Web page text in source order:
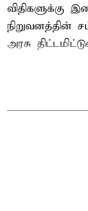
விதிகளுக்கு
நிறுவனத்தின்
அரசு